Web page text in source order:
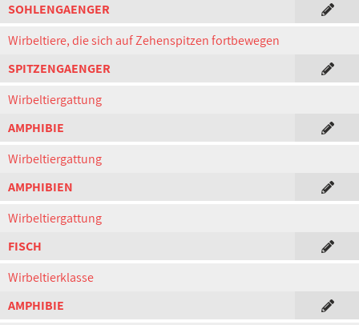
SOHLENGAENGER
Wirbeltiere, die sich auf Zehenspitzen fortbewegen
SPITZENGAENGER
Wirbeltiergattung
AMPHIBIE
Wirbeltiergattung
AMPHIBIEN
Wirbeltiergattung
FISCH
Wirbeltierklasse
AMPHIBIE